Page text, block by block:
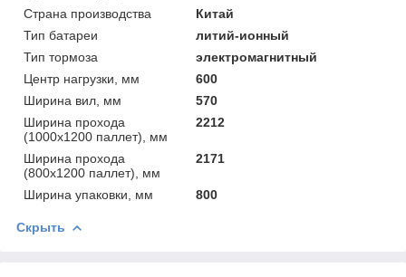
Страна производства
Китай
Тип батареи
литий-ионный
Тип тормоза
электромагнитный
Центр нагрузки, мм
600
Ширина вил, мм
570
Ширина прохода
(1000х1200 паллет), мм
2212
Ширина прохода
(800х1200 паллет), мм
2171
Ширина упаковки, мм 800
Скрыть